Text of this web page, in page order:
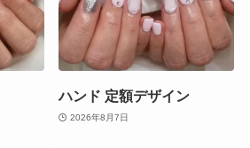
ハンド 定額デザイン
2026年8月7日